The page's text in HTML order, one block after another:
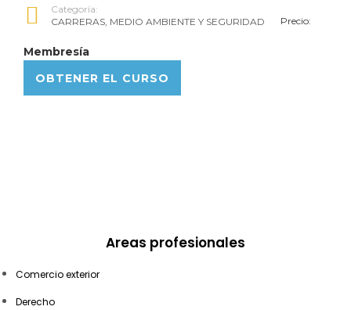
Categoría:
CARRERAS, MEDIO AMBIENTE Y SEGURIDAD Precio:
Membresía
OBTENER EL CURSO
Areas profesionales
Comercio exterior
Derecho